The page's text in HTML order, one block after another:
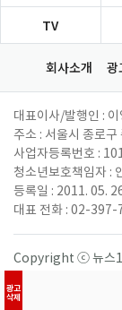
광고
삭제
TV
회사소개 광
대표이사/발행인 : 이
주소 : 서울시 종로
사업자등록번호 :
청소년보호책임자 :
등록일 : 2011. 05.
대표 전화 : 02-397-
Copyright ⓒ 뉴스